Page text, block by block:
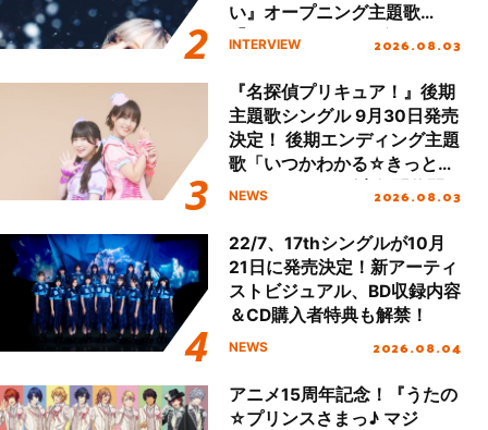
い』オープニング主題歌
「Amore」インタビュー
INTERVIEW 2026.08.03
『名探偵プリキュア！』後期
主題歌シングル 9月30日発売
決定！ 後期エンディング主題
歌「いつかわかる☆きっとあ
える」TVサイズ先行配信開
NEWS 2026.08.03
22/7、17thシングルが10月
21日に発売決定！新アーティ
ストビジュアル、BD収録内容
＆CD購入者特典も解禁！
NEWS 2026.08.04
アニメ15周年記念！『うたの
☆プリンスさまっ♪ マジ